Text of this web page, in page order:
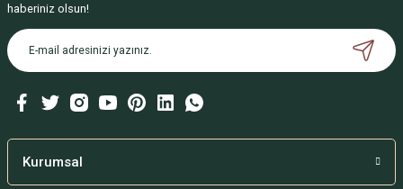
haberiniz olsun!
Kurumsal